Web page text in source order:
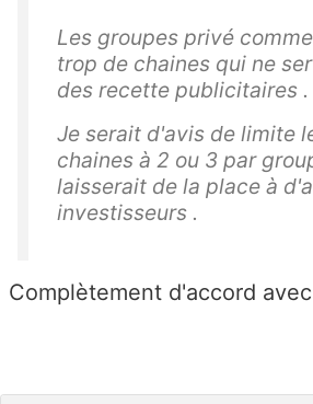
Les groupes privé
trop de chaines qui ne
des recette publicitaires .
Je serait d'avis de limite
chaines à 2 ou 3 par
laisserait de la place à
investisseurs .
Complètement d'accord